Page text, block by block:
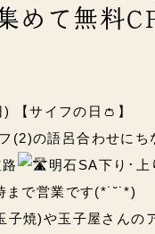
めて無料
【サイフの日👛】
(2)の語呂合わせにち
明石SA下り･上
まで営業です(*˙˘˙*)
子焼)や玉子屋さんの